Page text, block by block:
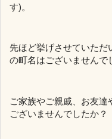
す)。
先ほど挙げさせていただ
の町名はございませんで
ご家族やご親戚、お友
ございませんでしたか？